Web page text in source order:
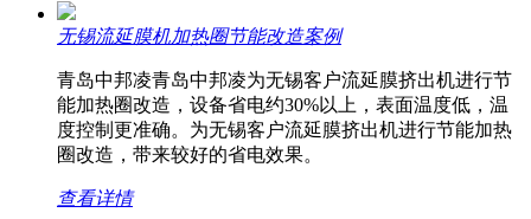
无锡流延膜机加热圈节能改造案例
青岛中邦凌青岛中邦凌为无锡客户流延膜挤出机进行节
能加热圈改造，设备省电约30%以上，表面温度低，温
度控制更准确。为无锡客户流延膜挤出机进行节能加热
圈改造，带来较好的省电效果。
查看详情